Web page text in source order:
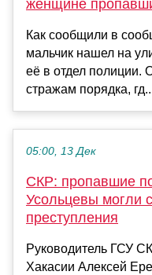
женщине
Как сообщили в
мальчик нашел на
её в отдел полиции.
стражам порядка,
05:00, 13 Дек
СКР: пропавшие
Усольцевы могли
преступления
Руководитель ГСУ
Хакасии Алексей